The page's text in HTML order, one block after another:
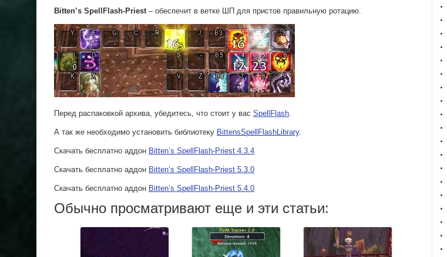
Bitten’s SpellFlash-Priest– обеспечит в ветке ШП для пристов правильную ротацию.
Перед распаковкой архива, убедитесь, что стоит у вас SpellFlash.
А так же необходимо установить библиотеку BittensSpellFlashLibrary.
Скачать бесплатно аддон Bitten’s SpellFlash-Priest 4.3.4
Скачать бесплатно аддон Bitten’s SpellFlash-Priest 5.3.0
Скачать бесплатно аддон Bitten’s SpellFlash-Priest 5.4.0
Обычно просматривают еще и эти статьи: